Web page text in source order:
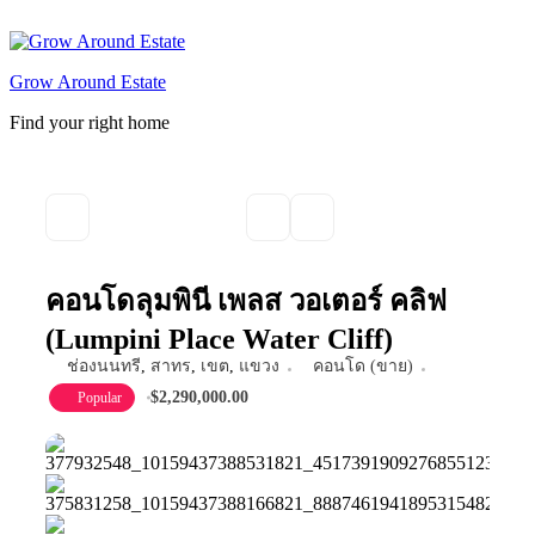
to
Grow Around Estate
Find your right home
คอนโดลุมพินี เพลส วอเตอร์ คลิฟ
(Lumpini Place Water Cliff)
ช่องนนทรี, สาทร, เขต, แขวง คอนโด (ขาย)
Popular $2,290,000.00